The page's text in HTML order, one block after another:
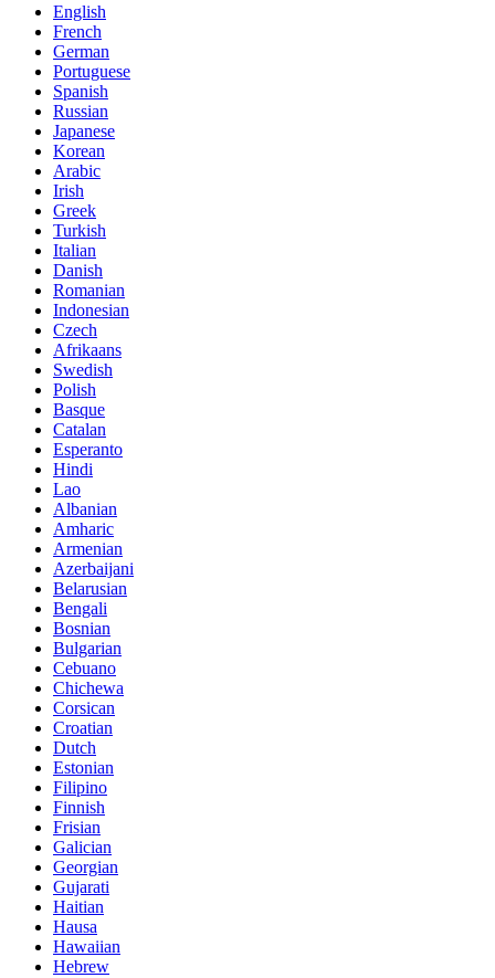
English
French
German
Portuguese
Spanish
Russian
Japanese
Korean
Arabic
Irish
Greek
Turkish
Italian
Danish
Romanian
Indonesian
Czech
Afrikaans
Swedish
Polish
Basque
Catalan
Esperanto
Hindi
Lao
Albanian
Amharic
Armenian
Azerbaijani
Belarusian
Bengali
Bosnian
Bulgarian
Cebuano
Chichewa
Corsican
Croatian
Dutch
Estonian
Filipino
Finnish
Frisian
Galician
Georgian
Gujarati
Haitian
Hausa
Hawaiian
Hebrew